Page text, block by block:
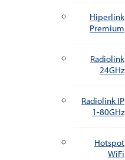
Hiperlink
Premium
Radiolink
24GHz
Radiolink IP
1-80GHz
Hotspot
WiFi